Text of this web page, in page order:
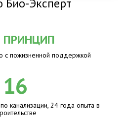
Био-Эксперт
с пожизненной поддержкой
16
канализации, 24 года опыта в